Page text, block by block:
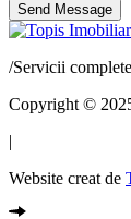
/Servicii
Copyright ©
|
Website creat de